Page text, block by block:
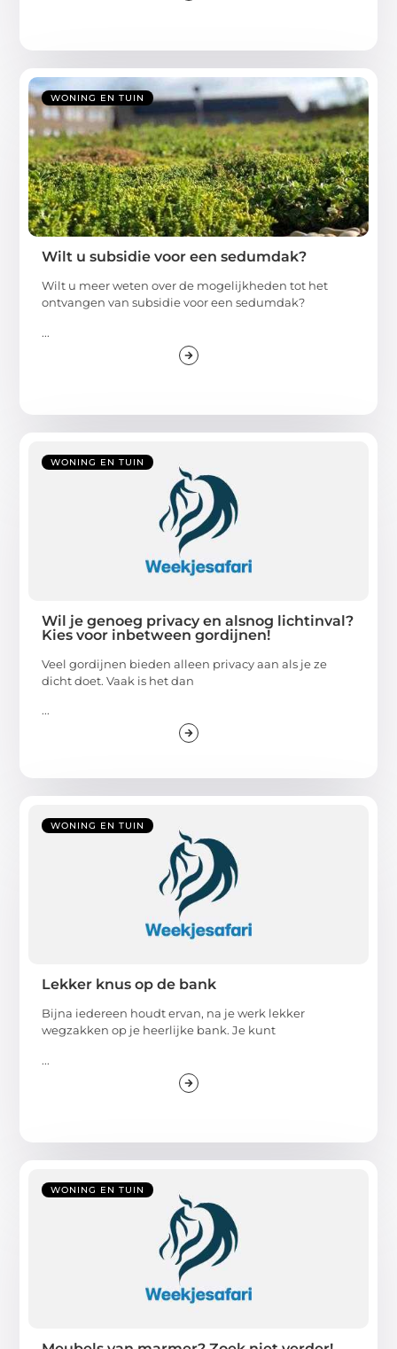
WONING EN TUIN
Wilt u subsidie voor een sedumdak?
Wilt u meer weten over de mogelijkheden tot het
ontvangen van subsidie voor een sedumdak?
...
WONING EN TUIN
Wil je genoeg privacy en alsnog lichtinval?
Kies voor inbetween gordijnen!
Veel gordijnen bieden alleen privacy aan als je ze
dicht doet. Vaak is het dan
...
WONING EN TUIN
Lekker knus op de bank
Bijna iedereen houdt ervan, na je werk lekker
wegzakken op je heerlijke bank. Je kunt
...
WONING EN TUIN